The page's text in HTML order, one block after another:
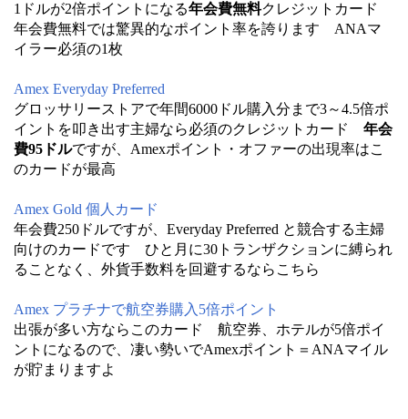
1ドルが2倍ポイントになる年会費無料クレジットカード
年会費無料では驚異的なポイント率を誇ります ANAマ
イラー必須の1枚
Amex Everyday Preferred
グロッサリーストアで年間6000ドル購入分まで3～4.5倍ポ
イントを叩き出す主婦なら必須のクレジットカード 年会
費95ドルですが、Amexポイント・オファーの出現率はこ
のカードが最高
Amex Gold 個人カード
年会費250ドルですが、Everyday Preferred と競合する主婦
向けのカードです ひと月に30トランザクションに縛られ
ることなく、外貨手数料を回避するならこちら
Amex プラチナで航空券購入5倍ポイント
出張が多い方ならこのカード 航空券、ホテルが5倍ポイ
ントになるので、凄い勢いでAmexポイント＝ANAマイル
が貯まりますよ